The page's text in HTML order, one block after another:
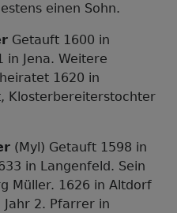
einen Sohn.
Getauft 1600 in
in Jena. Weitere
1620 in
Klosterbereiterstochter
(Myl) Getauft 1598 in
in Langenfeld. Sein
Müller. 1626 in Altdorf
2. Pfarrer in